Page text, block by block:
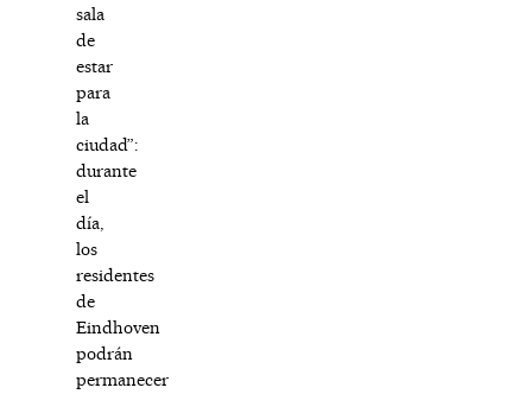
sala
de
estar
para
la
ciudad”:
durante
el
día,
los
residentes
de
Eindhoven
podrán
permanecer